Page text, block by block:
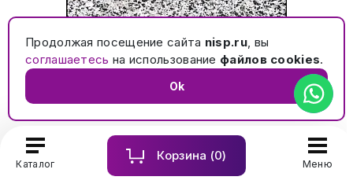
Каталог
Корзина (0)
Меню
Покостовский
Продолжая посещение сайта nisp.ru, вы
соглашаетесь на использование файлов cookies.
Ok